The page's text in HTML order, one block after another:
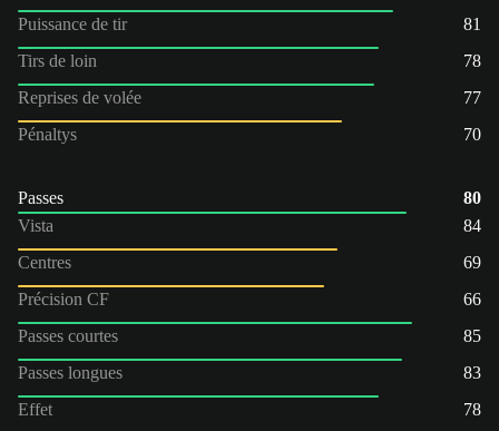
Puissance de tir
81
Tirs de loin
78
Reprises de volée
77
Pénaltys
70
Passes
80
Vista
84
Centres
69
Précision CF
66
Passes courtes
85
Passes longues
83
Effet
78